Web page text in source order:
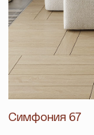
Симфония 67